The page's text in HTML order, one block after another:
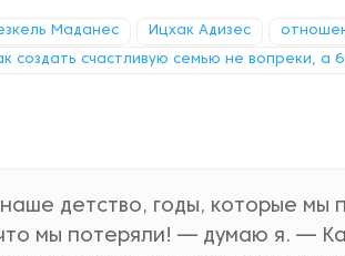
Маданес Ицхак Адизес
создать счастливую семью не вопреки, а
детство, годы, которые мы
мы потеряли! — думаю я. —